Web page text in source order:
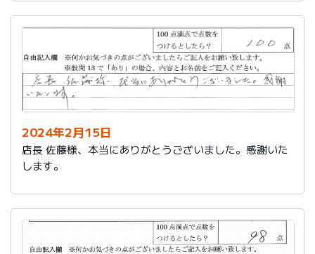
2024年2月15日
店長 佐藤様、本当にありがとうございました。感謝いた
します。